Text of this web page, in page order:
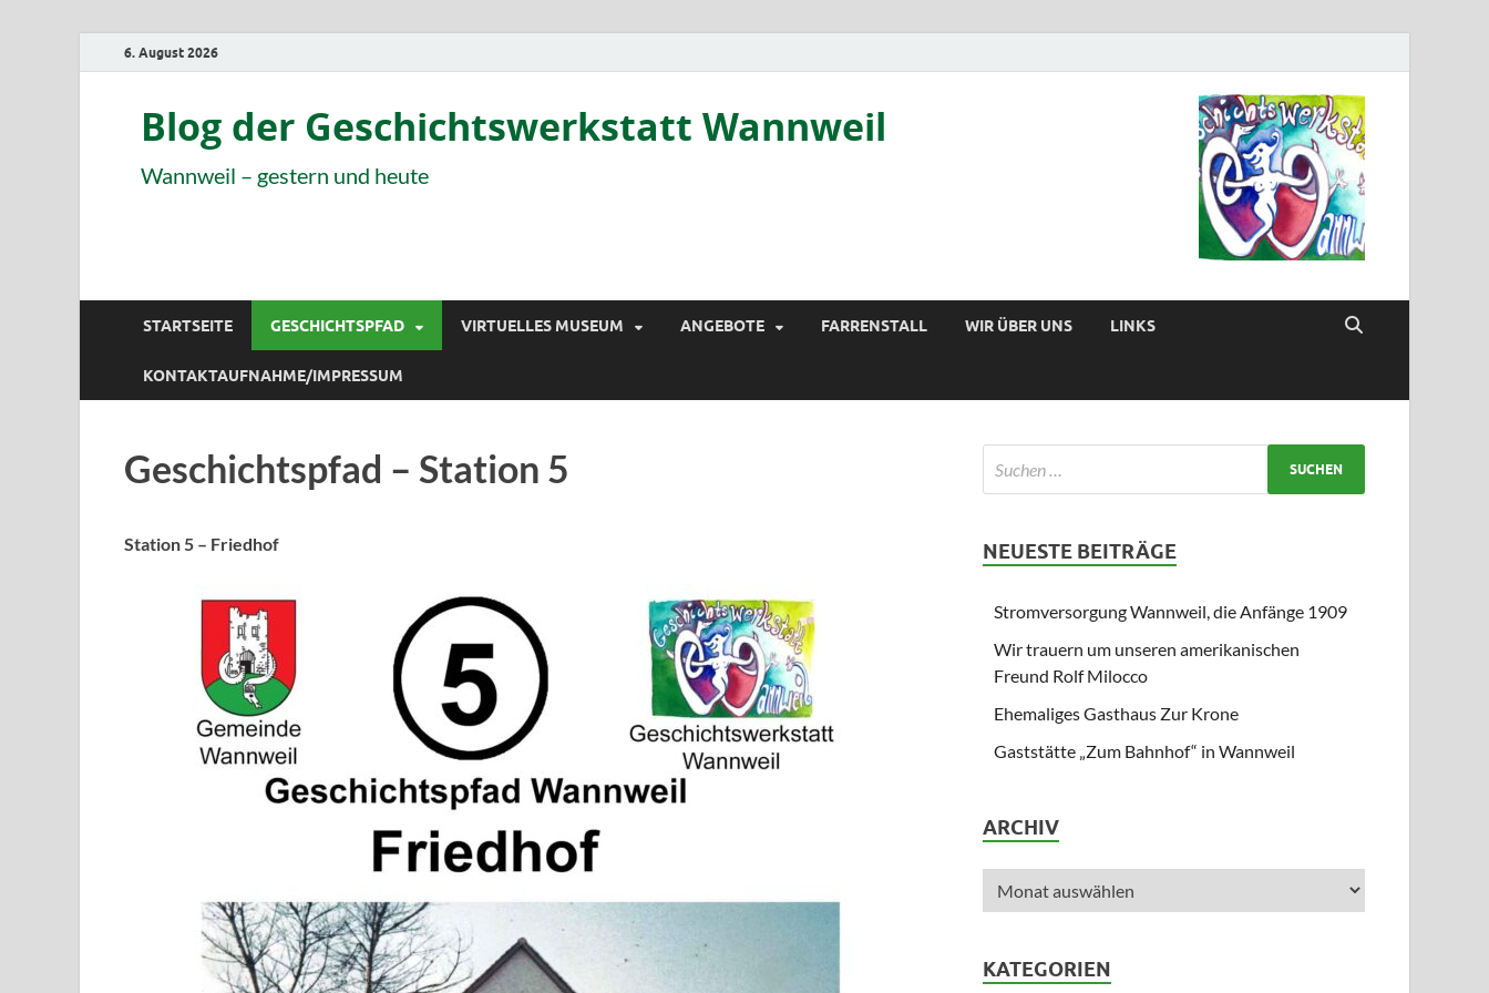
6. August 2026
Blog der Geschichtswerkstatt Wannweil
Wannweil – gestern und heute
STARTSEITE GESCHICHTSPFAD VIRTUELLES MUSEUM ANGEBOTE FARRENSTALL WIR ÜBER UNS LINKS
KONTAKTAUFNAHME/IMPRESSUM
Geschichtspfad – Station 5
Station 5 – Friedhof NEUESTE BEITRÄGE
Stromversorgung Wannweil, die Anfänge 1909
Wir trauern um unseren amerikanischen
Freund Rolf Milocco
Ehemaliges Gasthaus Zur Krone
Gaststätte „Zum Bahnhof“ in Wannweil
ARCHIV
KATEGORIEN